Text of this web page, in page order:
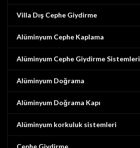
Villa Dış Cephe Giydirme
Alüminyum Cephe Kaplama
Alüminyum Cephe Giydirme Sistemleri
Alüminyum Doğrama
Alüminyum Doğrama Kapı
Alüminyum korkuluk sistemleri